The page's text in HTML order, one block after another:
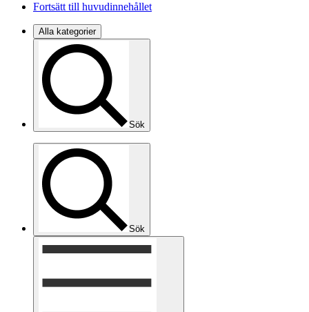
Fortsätt till huvudinnehållet
Alla kategorier
Sök
Sök